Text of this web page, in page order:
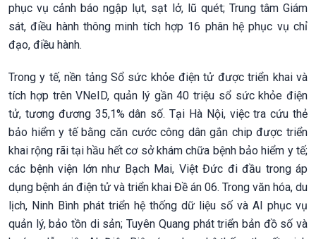
phục vụ cảnh báo ngập lụt, sạt lở, lũ quét; Trung tâm Giám
sát, điều hành thông minh tích hợp 16 phân hệ phục vụ chỉ
đạo, điều hành.
Trong y tế, nền tảng Sổ sức khỏe điện tử được triển khai và
tích hợp trên VNeID, quản lý gần 40 triệu sổ sức khỏe điện
tử, tương đương 35,1% dân số. Tại Hà Nội, việc tra cứu thẻ
bảo hiểm y tế bằng căn cước công dân gắn chip được triển
khai rộng rãi tại hầu hết cơ sở khám chữa bệnh bảo hiểm y tế;
các bệnh viện lớn như Bạch Mai, Việt Đức đi đầu trong áp
dụng bệnh án điện tử và triển khai Đề án 06. Trong văn hóa, du
lịch, Ninh Bình phát triển hệ thống dữ liệu số và AI phục vụ
quản lý, bảo tồn di sản; Tuyên Quang phát triển bản đồ số và